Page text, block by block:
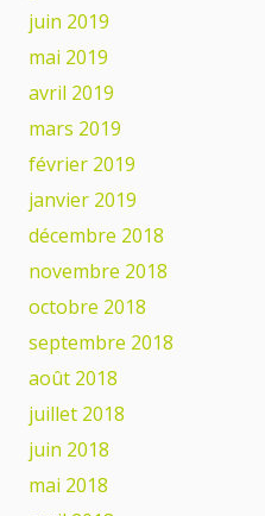
juin 2019
mai 2019
avril 2019
mars 2019
février 2019
janvier 2019
décembre 2018
novembre 2018
octobre 2018
septembre 2018
août 2018
juillet 2018
juin 2018
mai 2018